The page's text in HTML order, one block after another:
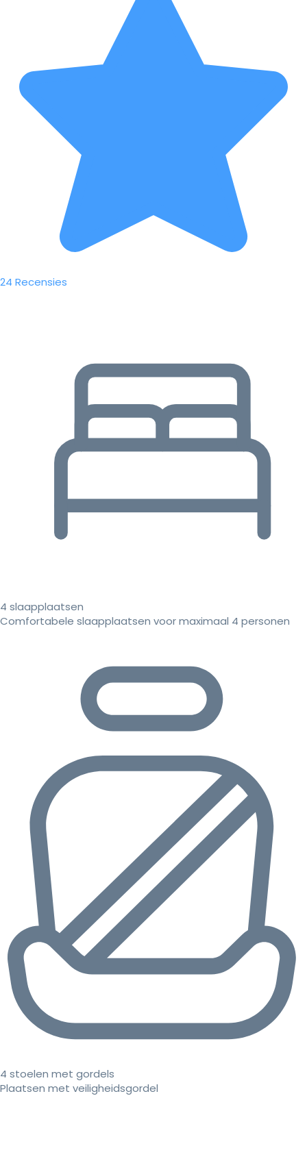
24 Recensies
4 slaapplaatsen
Comfortabele slaapplaatsen voor maximaal 4 personen
4 stoelen met gordels
Plaatsen met veiligheidsgordel